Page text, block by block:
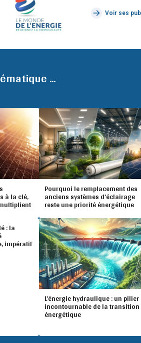
Voir ses
...
à la clé,
Pourquoi le remplacement des
anciens systèmes d’éclairage
reste une priorité énergétique
: la
impératif
L’énergie hydraulique : un pilier
incontournable de la transition
énergétique